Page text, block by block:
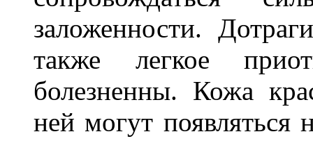
заложенности.
также легкое
болезненны. Кожа
ней могут появляться